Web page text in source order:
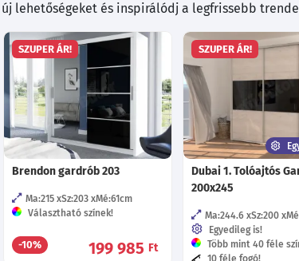
lehetőségeket és inspirálódj a legfrissebb
SZUPER ÁR!
Brendon gardrób 203
Ma:215 Sz:203 Mé:61cm
Választható színek!
-10% 199 985 Ft
SZUPER ÁR!
Dubai 1. Tolóajtós
200x245
Ma:244.6 Sz:200
Egyedileg is!
Több mint 40 féle
10 féle fogó!